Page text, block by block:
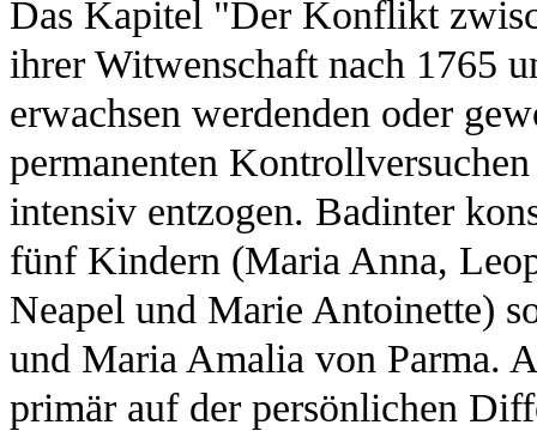
Das Kapitel "Der Konflikt
ihrer Witwenschaft nach 1765
erwachsen werdenden oder
permanenten
intensiv entzogen. Badinter
fünf Kindern (Maria Anna,
Neapel und Marie Antoinette)
und Maria Amalia von Parma.
primär auf der persönlichen